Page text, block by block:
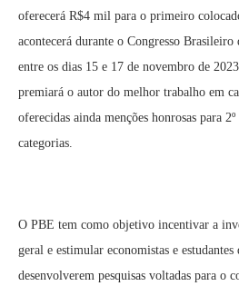
oferecerá R$4 mil para o primeiro
acontecerá durante o Congresso Brasileiro
entre os dias 15 e 17 de novembro de
premiará o autor do melhor trabalho em
oferecidas ainda menções honrosas para
categorias.
O PBE tem como objetivo incentivar a
geral e estimular economistas e estudantes
desenvolverem pesquisas voltadas para o